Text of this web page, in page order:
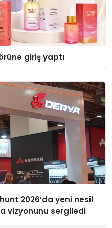
giriş yaptı
2026’da yeni nesil
vizyonunu sergiledi